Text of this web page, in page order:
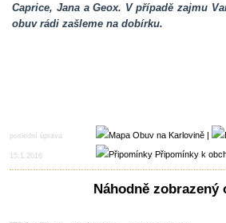
Caprice, Jana a Geox. V případě zajmu
obuv rádi zašleme na dobírku.
poslední úprava
15.1.2016
|
Připomínky k
Náhodně zobrazený